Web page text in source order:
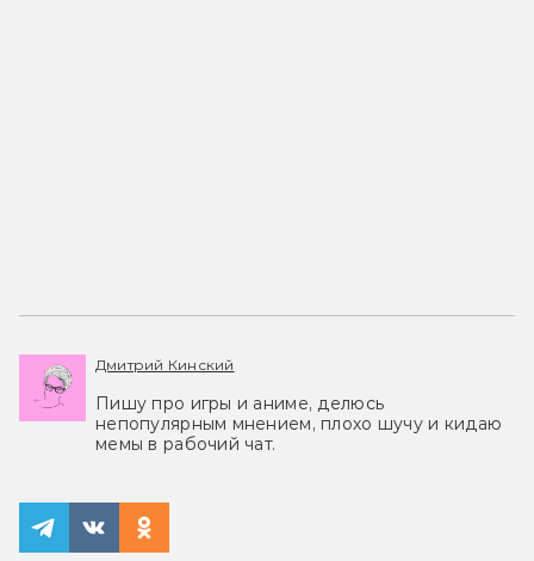
Дмитрий Кинский
Пишу про игры и аниме, делюсь
непопулярным мнением, плохо шучу и кидаю
мемы в рабочий чат.